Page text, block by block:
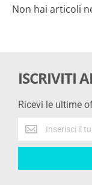
Non hai articoli
ISCRIVITI
Ricevi le ultime
Ricevi
ultime